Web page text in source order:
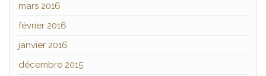
mars 2016
février 2016
janvier 2016
décembre 2015